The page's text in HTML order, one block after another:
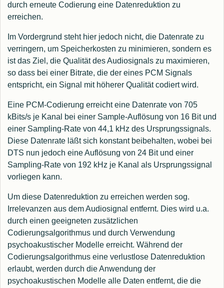
durch erneute Codierung eine Datenreduktion zu
erreichen.
Im Vordergrund steht hier jedoch nicht, die Datenrate zu
verringern, um Speicherkosten zu minimieren, sondern es
ist das Ziel, die Qualität des Audiosignals zu maximieren,
so dass bei einer Bitrate, die der eines PCM Signals
entspricht, ein Signal mit höherer Qualität codiert wird.
Eine PCM-Codierung erreicht eine Datenrate von 705
kBits/s je Kanal bei einer Sample-Auflösung von 16 Bit und
einer Sampling-Rate von 44,1 kHz des Ursprungssignals.
Diese Datenrate läßt sich konstant beibehalten, wobei bei
DTS nun jedoch eine Auflösung von 24 Bit und einer
Sampling-Rate von 192 kHz je Kanal als Ursprungssignal
vorliegen kann.
Um diese Datenreduktion zu erreichen werden sog.
Irrelevanzen aus dem Audiosignal entfernt. Dies wird u.a.
durch einen geeigneten zusätzlichen
Codierungsalgorithmus und durch Verwendung
psychoakustischer Modelle erreicht. Während der
Codierungsalgorithmus eine verlustlose Datenreduktion
erlaubt, werden durch die Anwendung der
psychoakustischen Modelle alle Daten entfernt, die die